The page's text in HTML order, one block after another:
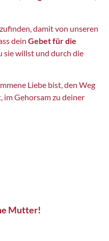
damit von unseren
dein Gebet für die
sie willst und durch die
Liebe bist, den Weg
im Gehorsam zu deiner
Mutter!